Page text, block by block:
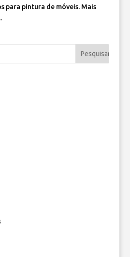
para pintura de móveis. Mais